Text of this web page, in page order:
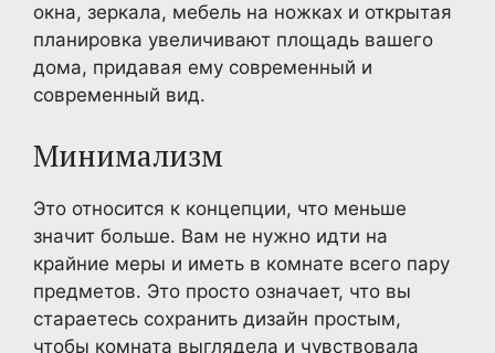
окна, зеркала, мебель на ножках и открытая
планировка увеличивают площадь вашего
дома, придавая ему современный и
современный вид.
Минимализм
Это относится к концепции, что меньше
значит больше. Вам не нужно идти на
крайние меры и иметь в комнате всего пару
предметов. Это просто означает, что вы
стараетесь сохранить дизайн простым,
чтобы комната выглядела и чувствовала